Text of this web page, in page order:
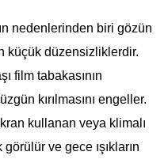
nedenlerinden biri gözün
küçük düzensizliklerdir.
film tabakasının
kırılmasını engeller.
kullanan veya klimalı
ve gece ışıkların